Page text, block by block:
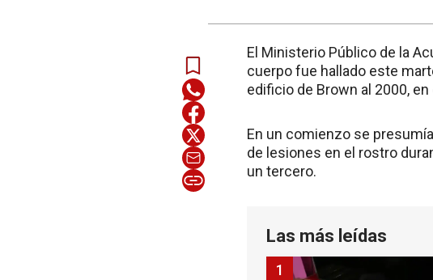
El Ministerio Público de la
cuerpo fue hallado este
edificio de Brown al 2000,
En un comienzo se
de lesiones en el rostro
un tercero.
Las más leídas
1